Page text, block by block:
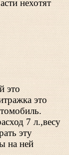
нехотят
это
это
7 л.,весу
эту
на ней